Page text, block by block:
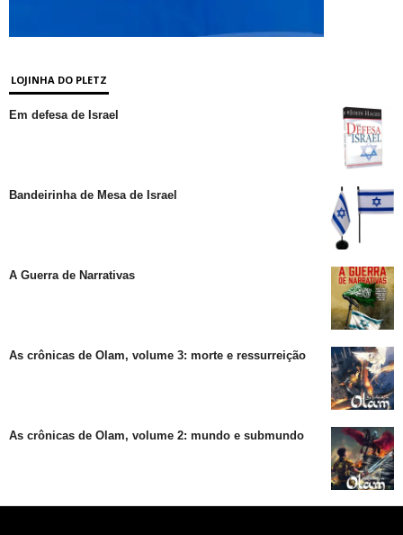
LOJINHA DO PLETZ
Em defesa de Israel
Bandeirinha de Mesa de Israel
A Guerra de Narrativas
As crônicas de Olam, volume 3: morte e ressurreição
As crônicas de Olam, volume 2: mundo e submundo